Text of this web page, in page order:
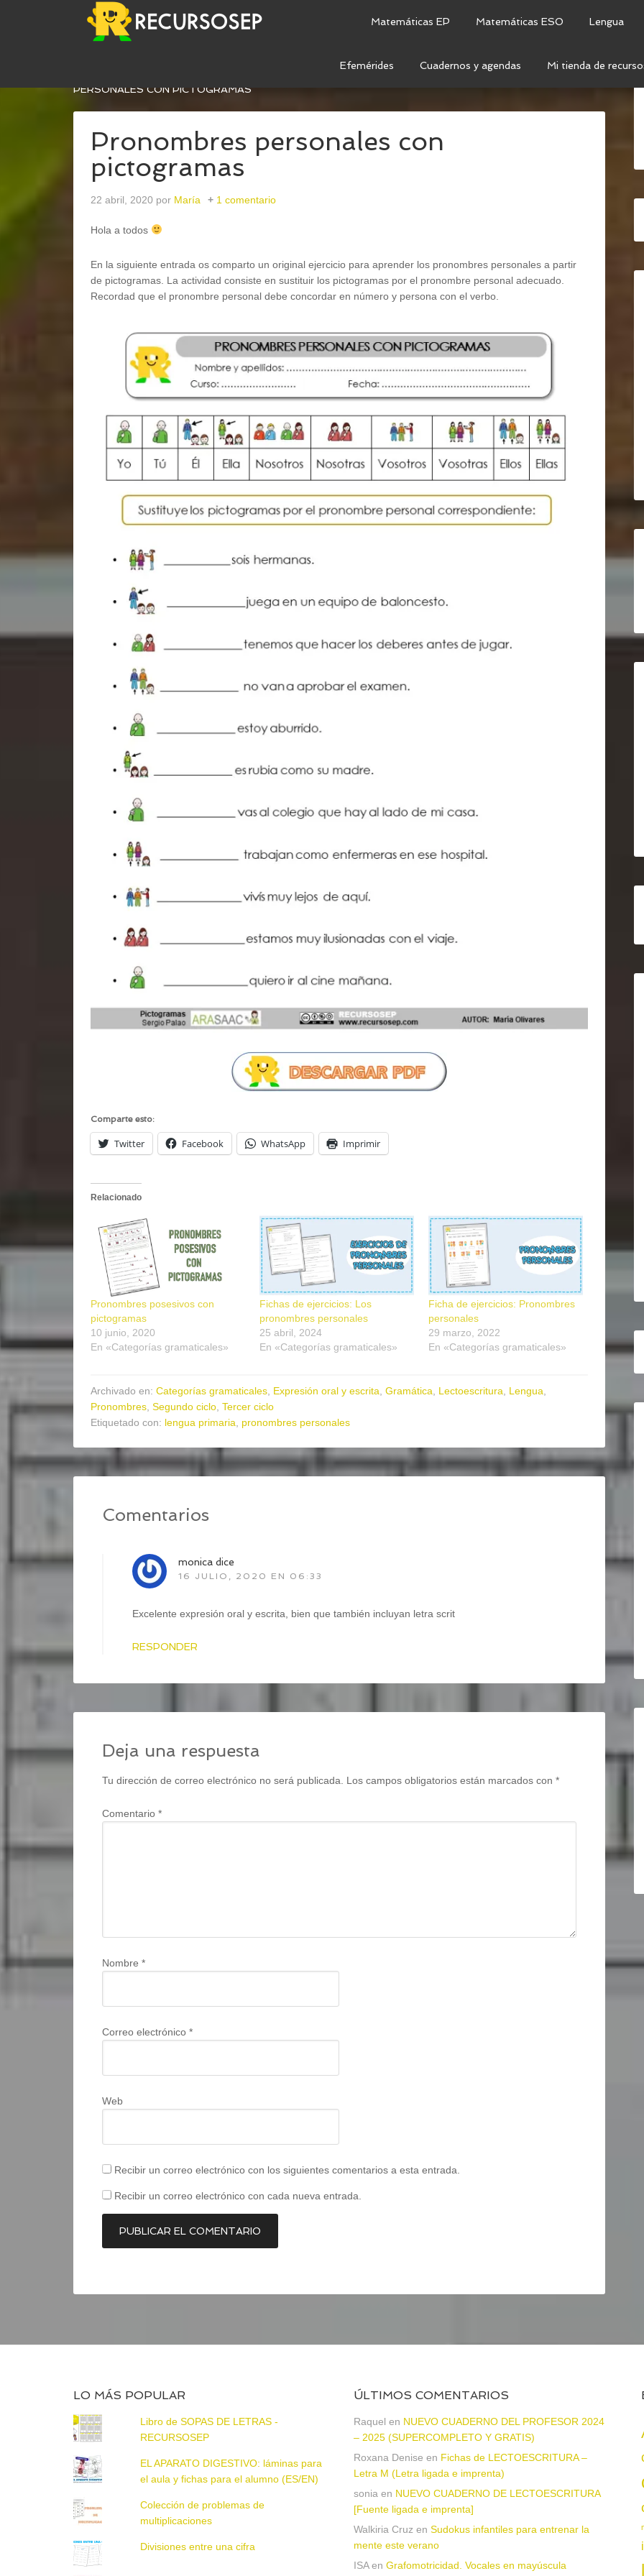
Matemáticas EP Matemáticas ESO Lengua
Efemérides Cuadernos y agendas Mi tienda de
CATEGORÍAS GRAMATICALES
PERSONALES CON PICTOGRAMAS
Pronombres personales con
pictogramas
22 abril, 2020 por María 1 comentario
Hola a todos
En la siguiente entrada os comparto un original ejercicio para aprender los pronombres personales a partir
de pictogramas. La actividad consiste en sustituir los pictogramas por el pronombre personal adecuado.
Recordad que el pronombre personal debe concordar en número y persona con el verbo.
Comparte esto:
Twitter Facebook WhatsApp Imprimir
Relacionado
Pronombres posesivos con
pictogramas
10 junio, 2020
En «Categorías gramaticales»
Fichas de ejercicios: Los
pronombres personales
25 abril, 2024
En «Categorías gramaticales»
Ficha de ejercicios: Pronombres
personales
29 marzo, 2022
En «Categorías gramaticales»
Archivado en: Categorías gramaticales Expresión oral y escrita Gramática Lectoescritura Lengua
Pronombres Segundo ciclo Tercer ciclo
Etiquetado con: lengua primaria pronombres personales
Comentarios
monica dice
16 JULIO, 2020 EN 06:33
Excelente expresión oral y escrita, bien que también incluyan letra scrit
RESPONDER
Deja una respuesta
Tu dirección de correo electrónico no será publicada. Los campos obligatorios están marcados con *
Comentario *
Nombre *
Correo electrónico *
Web
Recibir un correo electrónico con los siguientes comentarios a esta entrada.
Recibir un correo electrónico con cada nueva entrada.
LO MÁS POPULAR
Libro de SOPAS DE LETRAS -
RECURSOSEP
EL APARATO DIGESTIVO: láminas para
el aula y fichas para el alumno (ES/EN)
Colección de problemas de
multiplicaciones
Divisiones entre una cifra
ÚLTIMOS COMENTARIOS
Raquel en NUEVO CUADERNO DEL PROFESOR 2024
– 2025 (SUPERCOMPLETO Y GRATIS)
Roxana Denise en Fichas de LECTOESCRITURA –
Letra M (Letra ligada e imprenta)
sonia en NUEVO CUADERNO DE LECTOESCRITURA
[Fuente ligada e imprenta]
Walkiria Cruz en Sudokus infantiles para entrenar la
mente este verano
ISAen Grafomotricidad. Vocales en mayúscula